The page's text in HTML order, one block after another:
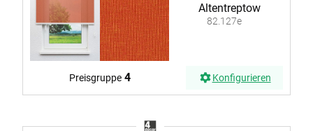
Altentreptow
82.127e
Preisgruppe 4 Konfigurieren